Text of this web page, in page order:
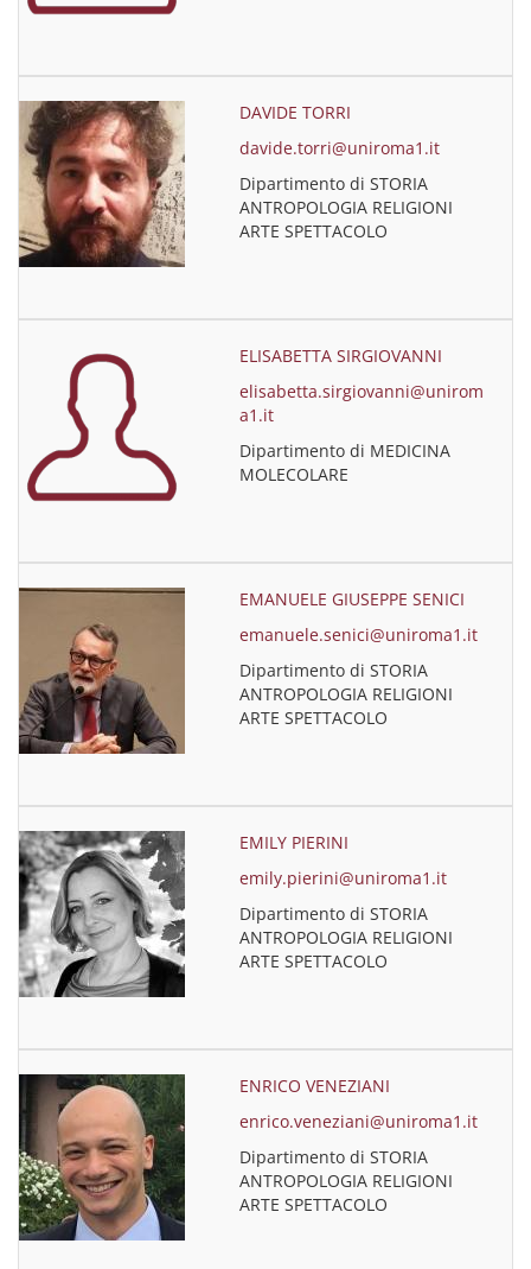
DAVIDE TORRI
davide.torri@uniroma1.it
Dipartimento di STORIA
ANTROPOLOGIA RELIGIONI
ARTE SPETTACOLO
ELISABETTA SIRGIOVANNI
elisabetta.sirgiovanni@unirom
a1.it
Dipartimento di MEDICINA
MOLECOLARE
EMANUELE GIUSEPPE SENICI
emanuele.senici@uniroma1.it
Dipartimento di STORIA
ANTROPOLOGIA RELIGIONI
ARTE SPETTACOLO
EMILY PIERINI
emily.pierini@uniroma1.it
Dipartimento di STORIA
ANTROPOLOGIA RELIGIONI
ARTE SPETTACOLO
ENRICO VENEZIANI
enrico.veneziani@uniroma1.it
Dipartimento di STORIA
ANTROPOLOGIA RELIGIONI
ARTE SPETTACOLO